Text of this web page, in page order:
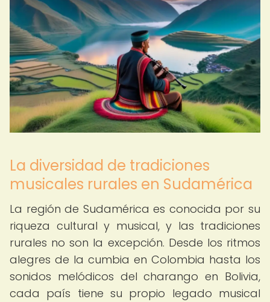
La diversidad de tradiciones
musicales rurales en Sudamérica
La región de Sudamérica es conocida por su
riqueza cultural y musical, y las tradiciones
rurales no son la excepción. Desde los ritmos
alegres de la cumbia en Colombia hasta los
sonidos melódicos del charango en Bolivia,
cada país tiene su propio legado musical